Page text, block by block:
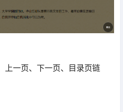
上一页、下一页、目录页链